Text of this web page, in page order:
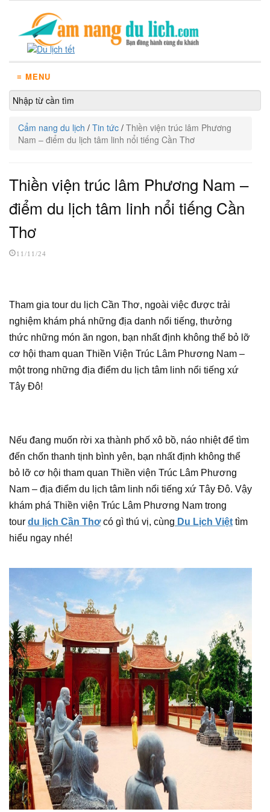
≡ MENU
Cẩm nang du lịch / Tin tức / Thiền viện trúc lâm Phương
Nam – điểm du lịch tâm linh nổi tiếng Cần Thơ
Thiền viện trúc lâm Phương Nam –
điểm du lịch tâm linh nổi tiếng Cần
Thơ
11/11/24
Tham gia tour du lịch Cần Thơ, ngoài việc được trải
nghiệm khám phá những địa danh nổi tiếng, thưởng
thức những món ăn ngon, bạn nhất định không thể bỏ lỡ
cơ hội tham quan Thiền Viện Trúc Lâm Phương Nam –
một trong những địa điểm du lịch tâm linh nổi tiếng xứ
Tây Đô!
Nếu đang muốn rời xa thành phố xô bồ, náo nhiệt để tìm
đến chốn thanh tịnh bình yên, bạn nhất định không thể
bỏ lỡ cơ hội tham quan Thiền viện Trúc Lâm Phương
Nam – địa điểm du lịch tâm linh nổi tiếng xứ Tây Đô. Vậy
khám phá Thiền viện Trúc Lâm Phương Nam trong
tour du lịch Cần Thơcó gì thú vị, cùng Du Lịch Việt tìm
hiểu ngay nhé!